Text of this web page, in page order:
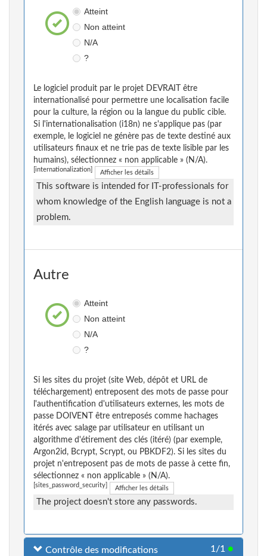
Atteint
Non atteint
N/A
?
Le logiciel produit par le projet DEVRAIT être
internationalisé pour permettre une localisation facile
pour la culture, la région ou la langue du public cible.
Si l'internationalisation (i18n) ne s'applique pas (par
exemple, le logiciel ne génère pas de texte destiné aux
utilisateurs finaux et ne trie pas de texte lisible par les
humains), sélectionnez « non applicable » (N/A).
[internationalization] Afficher les détails
This software is intended for IT-professionals for
whom knowledge of the English language is not a
problem.
Autre
Atteint
Non atteint
N/A
?
Si les sites du projet (site Web, dépôt et URL de
téléchargement) entreposent des mots de passe pour
l'authentification d'utilisateurs externes, les mots de
passe DOIVENT être entreposés comme hachages
itérés avec salage par utilisateur en utilisant un
algorithme d'étirement des clés (itéré) (par exemple,
Argon2id, Bcrypt, Scrypt, ou PBKDF2). Si les sites du
projet n'entreposent pas de mots de passe à cette fin,
sélectionnez « non applicable » (N/A).
[sites_password_security] Afficher les détails
The project doesn't store any passwords.
Contrôle des modifications 1/1 ●